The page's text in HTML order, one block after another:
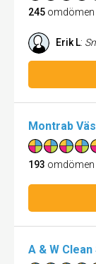
245 omdömen
Erik L: Snabb
Montrab
193 omdömen
A & W